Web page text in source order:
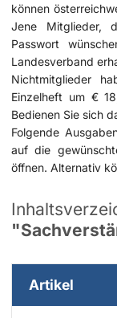
können
Jene Mitglieder,
Passwort
Landesverband
Nichtmitglieder
Einzelheft um €
Bedienen Sie sich
Folgende
auf die
öffnen. Alternativ
Artikel